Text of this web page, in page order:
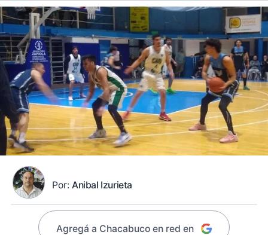
Por: Anibal Izurieta
Agregá a Chacabuco en red en